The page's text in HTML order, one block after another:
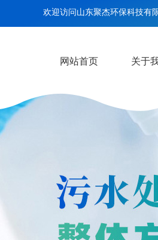
欢迎访问山东聚杰环保科技有
网站首页 关于